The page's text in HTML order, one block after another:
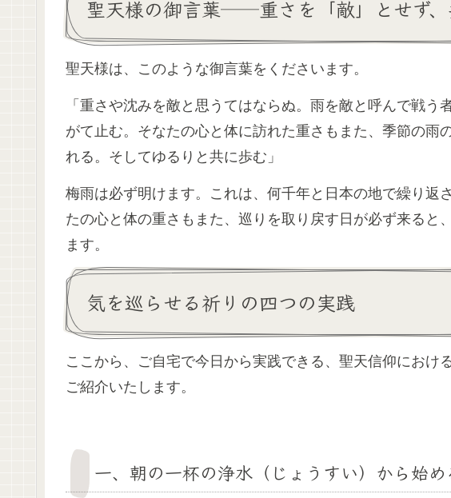
聖天様の御言葉──重さを「敵」とせず
聖天様は、このような御言葉をくださいます。
「重さや沈みを敵と思うてはならぬ。雨を敵と呼んで戦う
がて止む。そなたの心と体に訪れた重さもまた、季節の雨
れる。そしてゆるりと共に歩む」
梅雨は必ず明けます。これは、何千年と日本の地で繰り返
たの心と体の重さもまた、巡りを取り戻す日が必ず来ると
ます。
気を巡らせる祈りの四つの実践
ここから、ご自宅で今日から実践できる、聖天信仰におけ
ご紹介いたします。
一、朝の一杯の浄水（じょうすい）から始め